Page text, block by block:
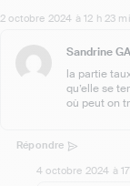
2 octobre 2024 à 12 h 23
Sandrine
la partie
qu’elle se
où peut on
Répondre
4 octobre 2024 à